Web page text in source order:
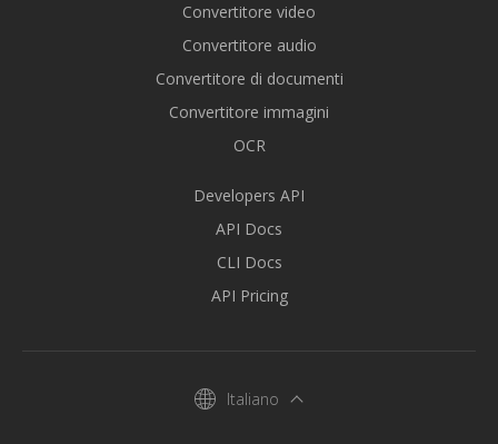
Convertitore video
Convertitore audio
Convertitore di documenti
Convertitore immagini
OCR
Developers API
API Docs
CLI Docs
API Pricing
Italiano